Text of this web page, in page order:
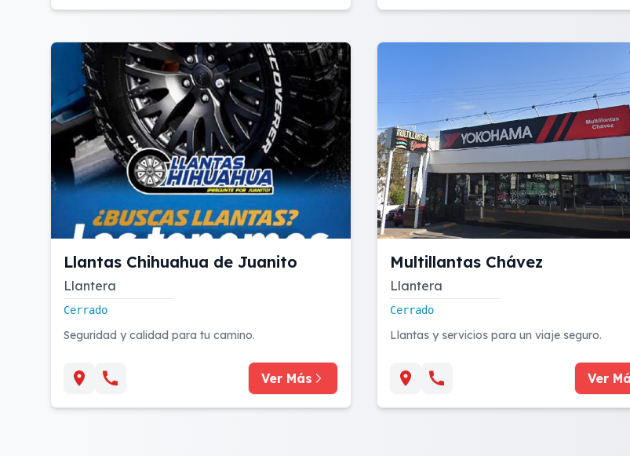
Llantas Chihuahua de Juanito
Llantera
Cerrado
Seguridad y calidad para tu camino.
Ver Más
Multillantas Chávez
Llantera
Cerrado
Llantas y servicios para un viaje seguro.
Ver